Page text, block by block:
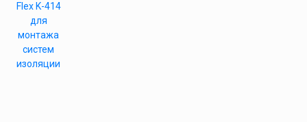
Flex K-414
для
монтажа
систем
изоляции